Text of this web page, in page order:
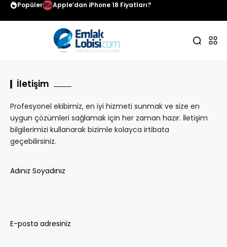
Popüler Apple’dan iPhone 18 Fiyatları?
İletişim
Profesyonel ekibimiz, en iyi hizmeti sunmak ve size en
uygun çözümleri sağlamak için her zaman hazır. İletişim
bilgilerimizi kullanarak bizimle kolayca irtibata
geçebilirsiniz.
Adınız Soyadınız
E-posta adresiniz